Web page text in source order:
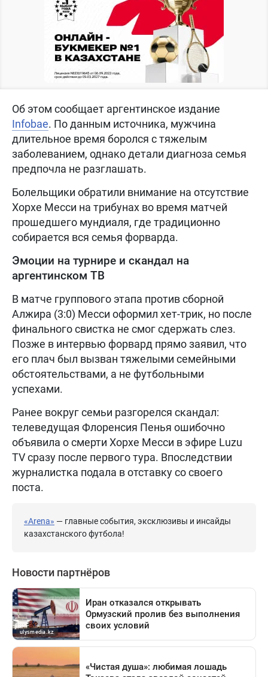
Об этом сообщает аргентинское издание
Infobae. По данным источника, мужчина
длительное время боролся с тяжелым
заболеванием, однако детали диагноза семья
предпочла не разглашать.
Болельщики обратили внимание на отсутствие
Хорхе Месси на трибунах во время матчей
прошедшего мундиаля, где традиционно
собирается вся семья форварда.
Эмоции на турнире и скандал на
аргентинском ТВ
В матче группового этапа против сборной
Алжира (3:0) Месси оформил хет-трик, но после
финального свистка не смог сдержать слез.
Позже в интервью форвард прямо заявил, что
его плач был вызван тяжелыми семейными
обстоятельствами, а не футбольными
успехами.
Ранее вокруг семьи разгорелся скандал:
телеведущая Флоренсия Пенья ошибочно
объявила о смерти Хорхе Месси в эфире Luzu
TV сразу после первого тура. Впоследствии
журналистка подала в отставку со своего
поста.
«Arena» — главные события, эксклюзивы и инсайды
казахстанского футбола!